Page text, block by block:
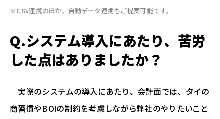
※CSV連携のほか、自動データ連携もご提案可能です。
Q.システム導入にあたり、苦労
した点はありましたか？
実際のシステムの導入にあたり、会計面では、タイの
商習慣やBOIの制約を考慮しながら弊社のやりたいこと